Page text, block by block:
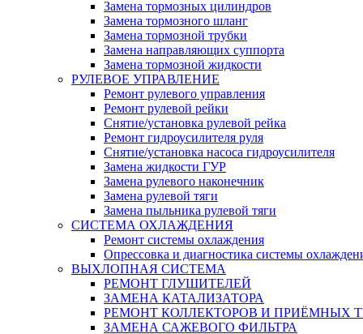
Замена тормозных цилиндров
Замена тормозного шланг
Замена тормозной трубки
Замена направляющих суппорта
Замена тормозной жидкости
РУЛЕВОЕ УПРАВЛЕНИЕ
Ремонт рулевого управления
Ремонт рулевой рейки
Снятие/установка рулевой рейка
Ремонт гидроусилителя руля
Снятие/установка насоса гидроусилителя
Замена жидкости ГУР
Замена рулевого наконечник
Замена рулевой тяги
Замена пыльника рулевой тяги
СИСТЕМА ОХЛАЖДЕНИЯ
Ремонт системы охлаждения
Опрессовка и диагностика системы
ВЫХЛОПНАЯ СИСТЕМА
РЕМОНТ ГЛУШИТЕЛЕЙ
ЗАМЕНА КАТАЛИЗАТОРА
РЕМОНТ КОЛЛЕКТОРОВ И ПРИЁМНЫХ
ЗАМЕНА САЖЕВОГО ФИЛЬТРА